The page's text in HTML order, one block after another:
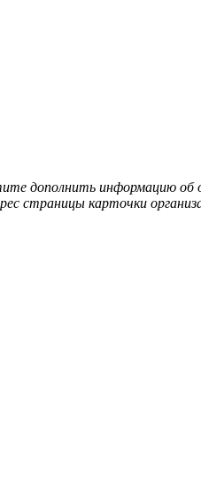
дополнить информацию
страницы карточки